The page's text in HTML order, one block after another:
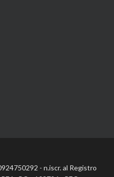
- n.iscr. al Registro